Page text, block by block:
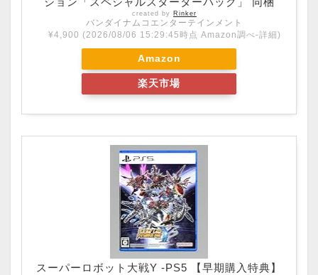
created by Rinker
バンダイナムコエンターテインメント
¥4,900 (2026/08/06 15:29:45時点 Amazon調べ-詳細)
Amazon
楽天市場
スーパーロボット大戦Y -PS5 【早期購入特典】